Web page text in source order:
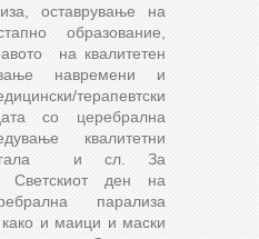
оставрување на
образование,
на квалитетен
навремени и
терапевтски
со церебрална
квалитетни
и сл. За
Светскиот ден на
парализа
како и маици и маски